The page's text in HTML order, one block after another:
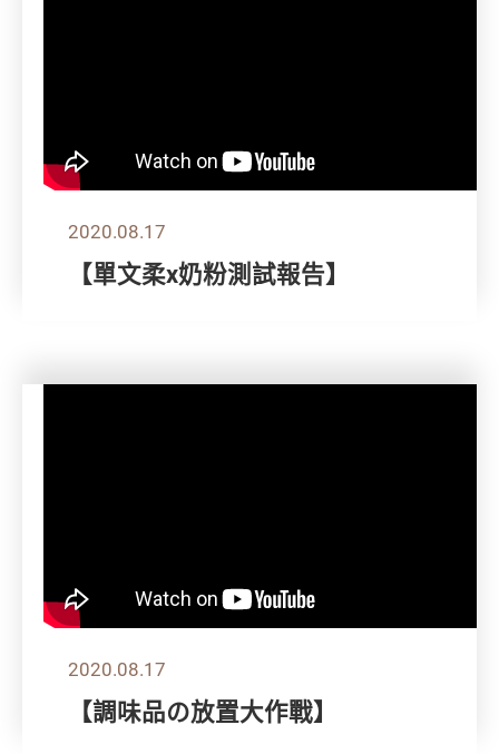
2020.08.17
【單文柔x奶粉測試報告】
2020.08.17
【調味品の放置大作戰】